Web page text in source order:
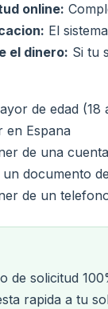
online:
El
el dinero: Si tu
de edad (18
en Espana
de una
documento
de un
de solicitud
rapida a tu